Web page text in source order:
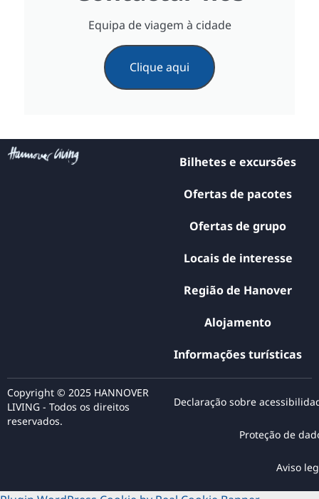
Equipa de viagem à cidade
Clique aqui
Bilhetes e excursões
Ofertas de pacotes
Ofertas de grupo
Locais de interesse
Região de Hanover
Alojamento
Informações turísticas
Copyright © 2025 HANNOVER
LIVING - Todos os direitos
reservados.
Declaração sobre
Proteção de
Aviso